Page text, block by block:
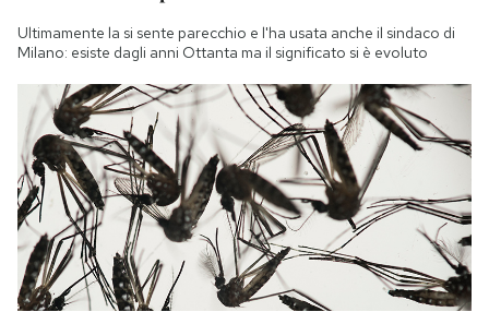
Ultimamente la si sente parecchio e l'ha usata anche il sindaco di
Milano: esiste dagli anni Ottanta ma il significato si è evoluto